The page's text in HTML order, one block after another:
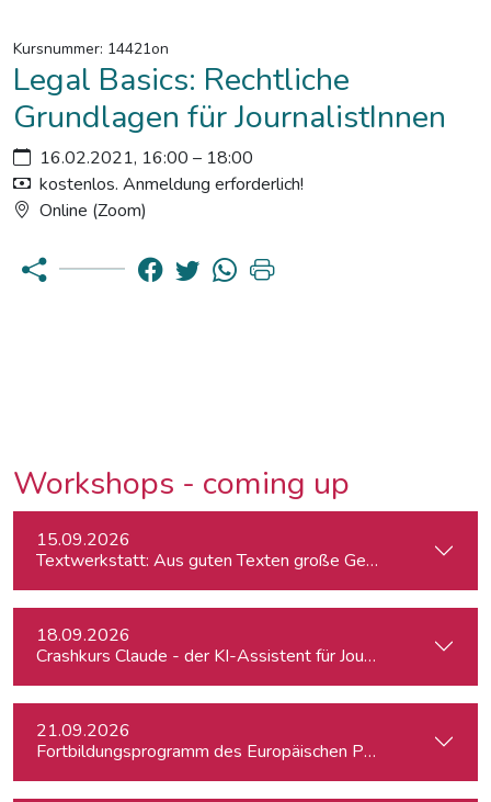
Kursnummer: 14421on
Legal Basics: Rechtliche
Grundlagen für JournalistInnen
16.02.2021, 16:00 – 18:00
kostenlos. Anmeldung erforderlich!
Online (Zoom)
Workshops - coming up
15.09.2026
Textwerkstatt: Aus guten Texten große Geschichten
18.09.2026
Crashkurs Claude - der KI-Assistent für Journalist:innen
21.09.2026
Fortbildungsprogramm des Europäischen Parlaments für